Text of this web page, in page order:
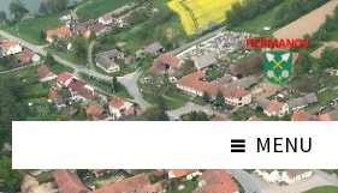
Skip
to
content
Skip
to
left
sidebar
Skip
to
footer
MENU